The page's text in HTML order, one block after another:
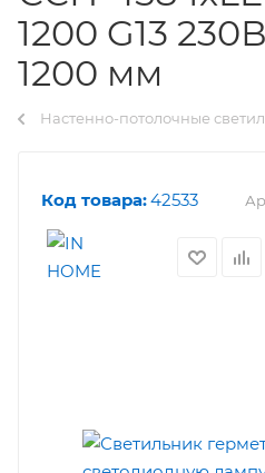
1200 G13
1200 мм
Настенно-потолочные
Код товара:42533